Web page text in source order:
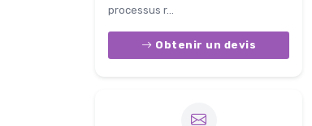
processus r...
Obtenir un devis